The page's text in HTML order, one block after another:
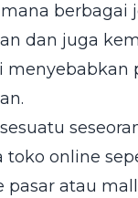
berbagai
dan juga
toko online
atau